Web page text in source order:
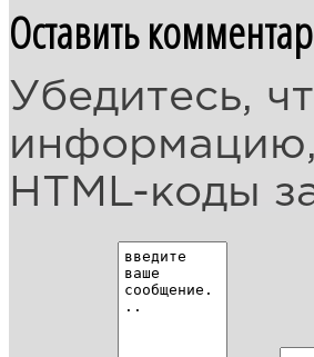
Оставить
Убедитесь,
HTML-коды